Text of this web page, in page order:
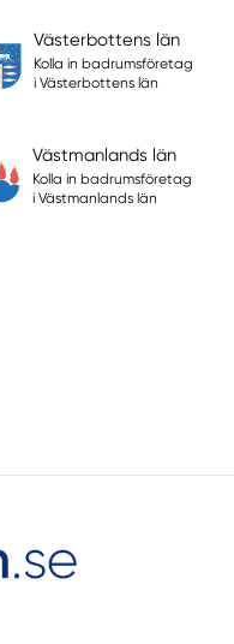
Västerbottens län
Kolla in badrumsföretag
i Västerbottens län
Västmanlands län
Kolla in badrumsföretag
i Västmanlands län